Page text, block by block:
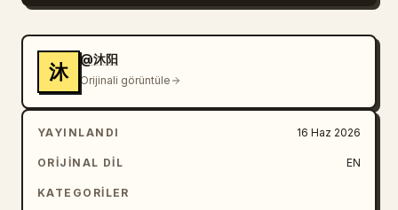
Üst kozmik bölge: En solda ateşli bir Büyük
yıldız alanları, sarmal bir galaksi, oluşan
gezegenler, güneş sistemi, Dünya ve Ay,
asteroitler ve kuyruklu yıldızlar, roketler,
uydular, bir uzay istasyonu, Ay'daki
astronotlar, ay aracı, Mars aracı, fütüristik
uzay teleskopları, uzay araçları, halka
sağda mavi lazer benzeri uzay izleri
沐
@沐阳
Orijinali görüntüle
YAYINLANDI 16 Haz 2026
ORIJINAL DIL EN
KATEGORILER